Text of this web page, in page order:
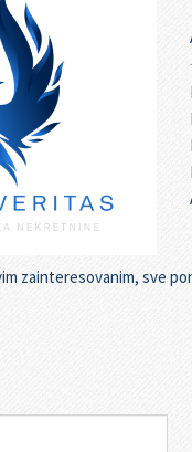
zainteresovanim, sve